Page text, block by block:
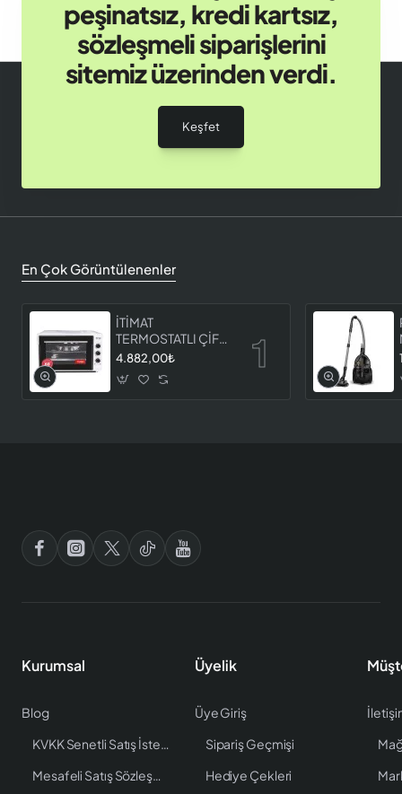
peşinatsız, kredi kartsız,
sözleşmeli siparişlerini
sitemiz üzerinden verdi.
Keşfet
En Çok Görüntülenenler
İTİMAT
TERMOSTATLI ÇİFT
CAMLI FIRIN 8060
4.882,00₺
Kurumsal
Blog
KVKK Senetli Satış İstenen Bilgiler
Mesafeli Satış Sözleşmesi
Üyelik
Üye Giriş
Sipariş Geçmişi
Hediye Çekleri